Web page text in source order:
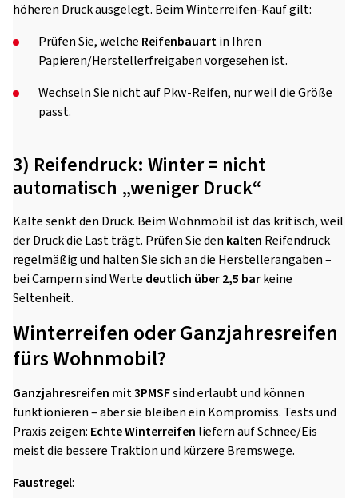
höheren Druck ausgelegt. Beim Winterreifen-Kauf gilt:
Prüfen Sie, welche Reifenbauartin Ihren
Papieren/Herstellerfreigaben vorgesehen ist.
Wechseln Sie nicht auf Pkw-Reifen, nur weil die Größe
passt.
3) Reifendruck: Winter = nicht
automatisch „weniger Druck“
Kälte senkt den Druck. Beim Wohnmobil ist das kritisch, weil
der Druck die Last trägt. Prüfen Sie den kalten Reifendruck
regelmäßig und halten Sie sich an die Herstellerangaben –
bei Campern sind Werte deutlich über 2,5 barkeine
Seltenheit.
Winterreifen oder Ganzjahresreifen
fürs Wohnmobil?
Ganzjahresreifen mit 3PMSFsind erlaubt und können
funktionieren – aber sie bleiben ein Kompromiss. Tests und
Praxis zeigen: Echte Winterreifen liefern auf Schnee/Eis
meist die bessere Traktion und kürzere Bremswege.
Faustregel: